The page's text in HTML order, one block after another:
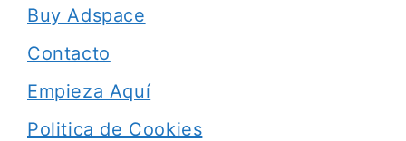
Buy Adspace
Contacto
Empieza Aquí
Politica de Cookies